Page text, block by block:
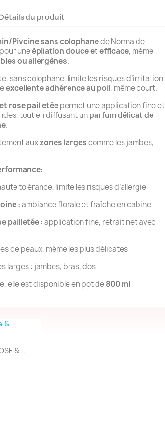
Détails du produit
Pivoine sans colophanede Norma de
uneépilation douce et efficace, même
ou allergènes.
sans colophane, limite les risques d’irritation
excellente adhérence au poil, même court.
rose pailletéepermet une application fine et
tout en diffusant unparfum délicat de
.
auxzones largescomme les jambes,
tolérance, limite les risques d’allergie
:ambiance florale et fraîche en cabine
pailletée :application fine, retrait net avec
de peaux, même les plus délicates
larges : jambes, bras, dos
elle est disponible en pot de800 ml
&...